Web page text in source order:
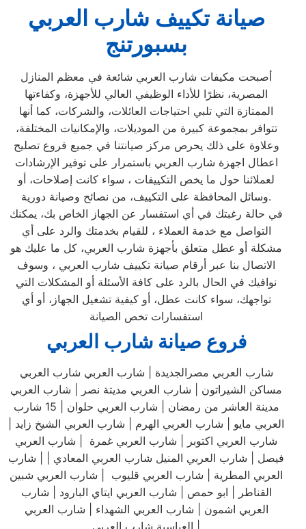
صيانة تكييف شارب العربي
بسبورتنج
أصبحت مكيفات شارب العربي شائعة في معظم المنازل
المصرية، نظرًا للأداء الوظيفي العالي للأجهزة، وكفاءتها
الممتازة التي تلبي احتياجات العائلات، والشركات، كما أنها
تتوافر بمجموعة كبيرة من الموديلات، والإمكانيات المختلفة،
وعلاوة على ذلك يحرص مركز صيانتنا في جميع فروع تصليح
اعطال اجهزة شارب العربي باستمرار على توفير الإرشادات
لعملائنا حول ما يخص التكييفات ، سواء كانت إصلاحات، أو
وسائل المحافظة على التكييف، من نصائح وصيانة دورية.
في حالة رغبتك في أي استفسار عن الجهاز الخاص بك، يمكنك
التواصل مع خدمة العملاء ، للقيام بخدمتك والرد على أي
مشكلة أو عطل متعلق بأجهزة شارب العربي، كل ما عليك هو
الاتصال بنا عبر أرقام صيانة تكييف شارب العربي ، وسوف
نوافيك في الحال بالرد على كافة الأسئلة أو المشكلات التي
تواجهك، سواء كانت عطل، أو كيفية تشغيل الجهاز، أو أي
استفسارات تخص الصيانة
فروع صيانة شارب العربي
شارب العربي مصرالجديدة | شارب العربي شارب العربي
مساكن الشيراتون | شارب العربي مديتة نصر | شارب العربي
مدينة العاشر من رمضان | شارب العربي حلوان | 15 شارب
العربي مايو | شارب العربي الهرم | شارب العربي الشيخ زايد |
شارب العربي اكتوبر | شارب العربي غمرة | شارب العربي
فيصل | شارب العربي المنيل شارب العربي المعادي | | شارب
العربي المطرية | شارب العربي قليوب | شارب العربي شبين
القناطر | ابو حمص | شارب العربي ايتاي البارود | شارب
العربي اشمون | شارب العربي الشهداء | شارب العربي